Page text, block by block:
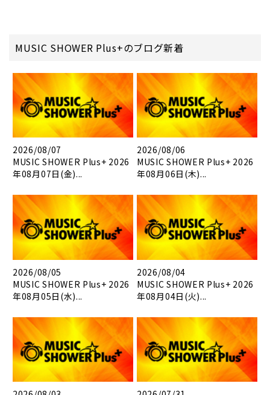
MUSIC SHOWER Plus+のブログ新着
2026/08/07
MUSIC SHOWER Plus+ 2026
年08月07日(金)...
2026/08/06
MUSIC SHOWER Plus+ 2026
年08月06日(木)...
2026/08/05
MUSIC SHOWER Plus+ 2026
年08月05日(水)...
2026/08/04
MUSIC SHOWER Plus+ 2026
年08月04日(火)...